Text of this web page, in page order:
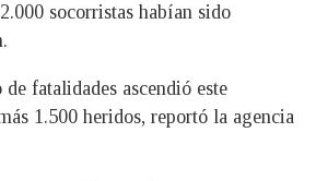
socorristas habían sido
fatalidades ascendió este
1.500 heridos, reportó la agencia